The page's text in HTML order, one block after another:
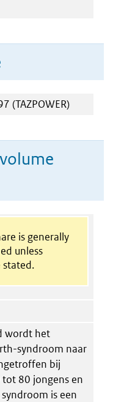
(TAZPOWER)
is generally
unless
stated.
wordt het
syndroom naar
bij
80 jongens en
is een